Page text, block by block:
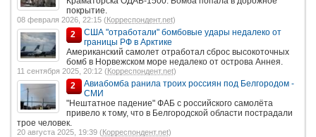
покрытие.
08 февраля 2026, 22:15 (Корреспондент.net)
2
США "отработали" бомбовые удары недалеко от
границы РФ в Арктике
Американский самолет отработал сброс высокоточных
бомб в Норвежском море недалеко от острова Аннея.
11 сентября 2025, 20:12 (Корреспондент.net)
2
Авиабомба ранила троих россиян под Белгородом -
СМИ
"Нештатное падение" ФАБ с российского самолёта
привело к тому, что в Белгородской области пострадали
трое человек.
20 августа 2025, 19:39 (Корреспондент.net)